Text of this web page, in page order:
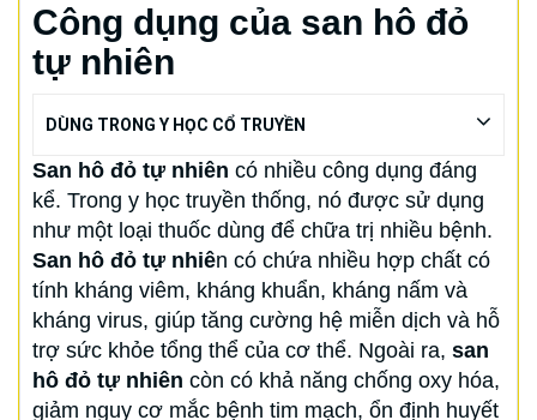
Công dụng của san hô đỏ
tự nhiên
DÙNG TRONG Y HỌC CỔ TRUYỀN
San hô đỏ tự nhiên có nhiều công dụng đáng
kể. Trong y học truyền thống, nó được sử dụng
như một loại thuốc dùng để chữa trị nhiều bệnh.
San hô đỏ tự nhiên có chứa nhiều hợp chất có
tính kháng viêm, kháng khuẩn, kháng nấm và
kháng virus, giúp tăng cường hệ miễn dịch và hỗ
trợ sức khỏe tổng thể của cơ thể. Ngoài ra, san
hô đỏ tự nhiên còn có khả năng chống oxy hóa,
giảm nguy cơ mắc bệnh tim mạch, ổn định huyết